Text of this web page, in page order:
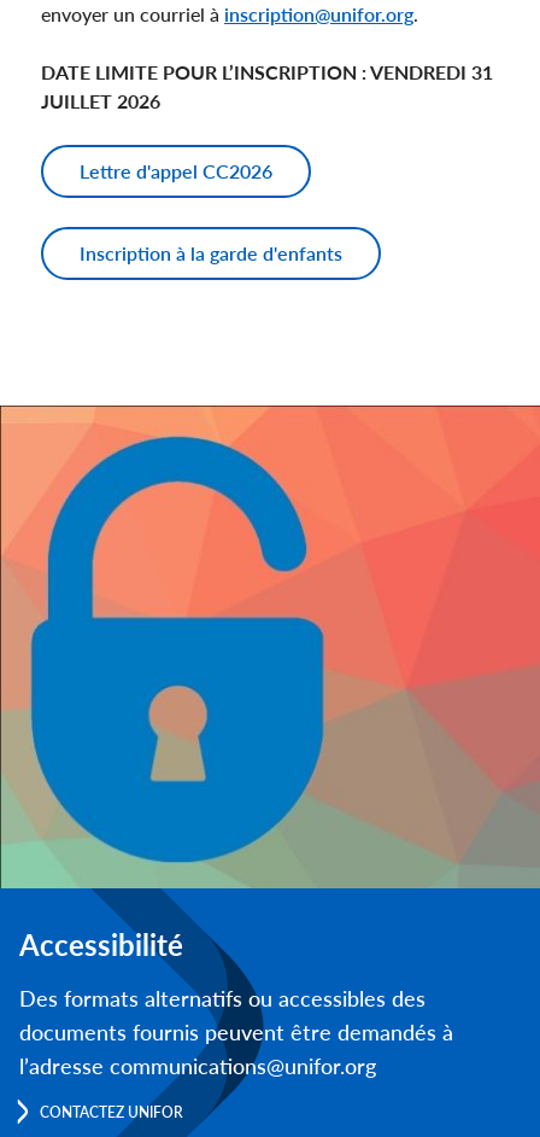
envoyer un courriel à inscription@unifor.org.
DATE LIMITE POUR L’INSCRIPTION : VENDREDI 31
JUILLET 2026
Lettre d'appel CC2026
Inscription à la garde d'enfants
Accessibilité
Des formats alternatifs ou accessibles des
documents fournis peuvent être demandés à
l’adresse communications@unifor.org
CONTACTEZ UNIFOR